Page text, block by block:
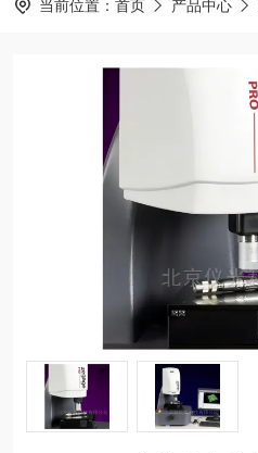
当前位置： 首页 产品中心